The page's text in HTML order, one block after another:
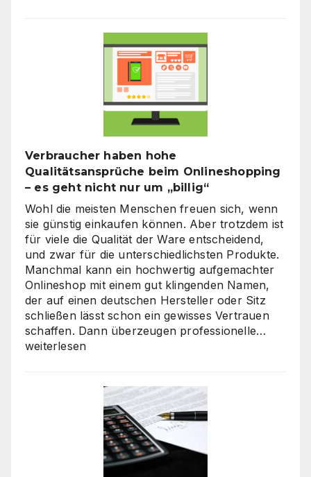
Verbraucher haben hohe
Qualitätsansprüche beim Onlineshopping
– es geht nicht nur um „billig“
Wohl die meisten Menschen freuen sich, wenn
sie günstig einkaufen können. Aber trotzdem ist
für viele die Qualität der Ware entscheidend,
und zwar für die unterschiedlichsten Produkte.
Manchmal kann ein hochwertig aufgemachter
Onlineshop mit einem gut klingenden Namen,
der auf einen deutschen Hersteller oder Sitz
schließen lässt schon ein gewisses Vertrauen
schaffen. Dann überzeugen professionelle…
weiterlesen